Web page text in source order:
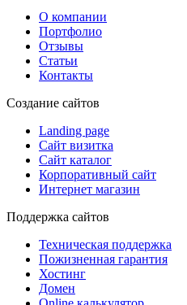
О компании
Портфолио
Отзывы
Статьи
Контакты
Создание сайтов
Landing page
Сайт визитка
Сайт каталог
Корпоративный сайт
Интернет магазин
Поддержка сайтов
Техническая поддержка
Пожизненная гарантия
Хостинг
Домен